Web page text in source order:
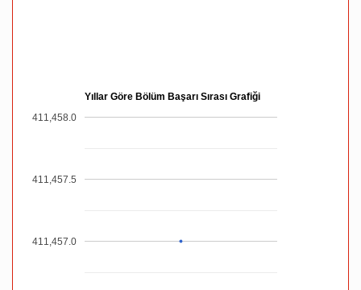
Yıllar Göre Bölüm Başarı Sırası Grafiği
411,457.0
411,457.5
411,458.0